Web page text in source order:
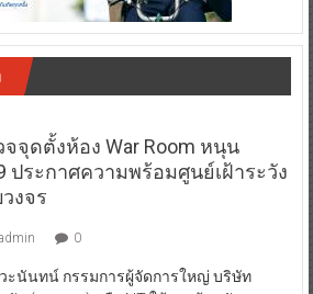
จุดตั้งห้อง War Room หนุน
ประกาศความพร้อมศูนย์เฝ้าระวัง
งจร
0
นทน์ กรรมการผู้จัดการใหญ่ บริษัท